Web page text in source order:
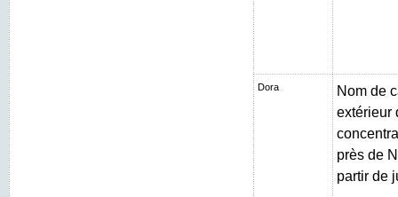
Dora
Nom de
extérieur
près de
partir de